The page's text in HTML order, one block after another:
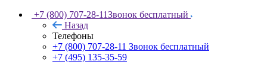
+7 (800) 707-28-11Звонок бесплатный
Назад
Телефоны
+7 (800) 707-28-11 Звонок бесплатный
+7 (495) 135-35-59